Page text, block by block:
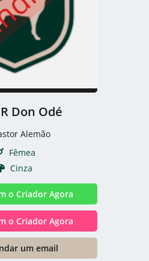
Don Odé
Alemão
Fêmea
Cinza
o Criador Agora
o Criador Agora
um email